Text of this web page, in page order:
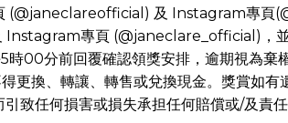
(@janeclareofficial) 及 Instagram專頁
專頁 (@janeclare_official)，並
00分前回覆確認領獎安排，逾期視為棄權
換、轉讓、轉售或兌換現金。獎賞如有
致任何損害或損失承担任何賠償或/及責